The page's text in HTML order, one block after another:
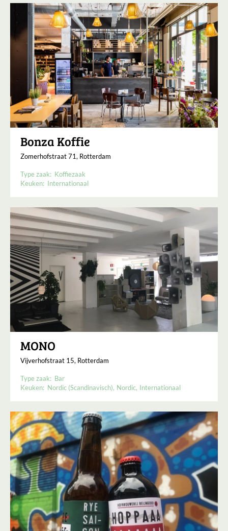
Bonza Koffie
Zomerhofstraat 71, Rotterdam
Type zaak: Koffiezaak
Keuken: Internationaal
MONO
Vijverhofstraat 15, Rotterdam
Type zaak: Bar
Keuken: Nordic (Scandinavisch) Nordic Internationaal